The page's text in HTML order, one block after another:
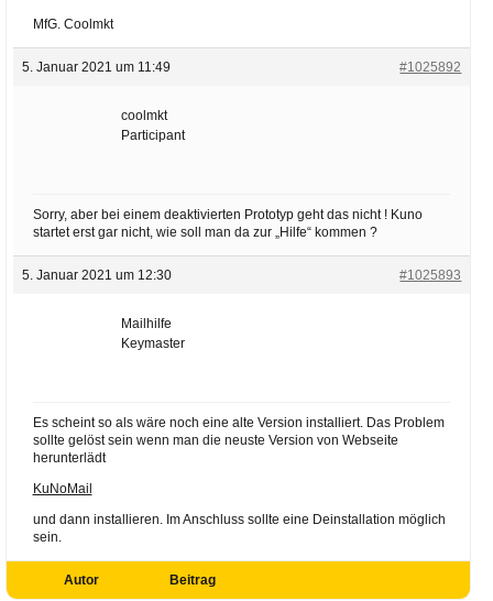
MfG. Coolmkt
5. Januar 2021 um 11:49 #1025892
coolmkt
Participant
Sorry, aber bei einem deaktivierten Prototyp geht das nicht ! Kuno
startet erst gar nicht, wie soll man da zur „Hilfe“ kommen ?
5. Januar 2021 um 12:30 #1025893
Mailhilfe
Keymaster
Es scheint so als wäre noch eine alte Version installiert. Das Problem
sollte gelöst sein wenn man die neuste Version von Webseite
herunterlädt
KuNoMail
und dann installieren. Im Anschluss sollte eine Deinstallation möglich
sein.
Autor Beitrag